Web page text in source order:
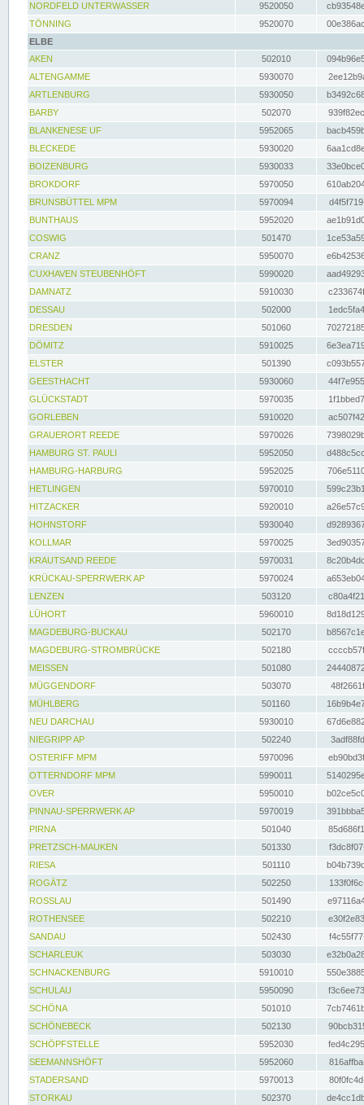
NORDFELD UNTERWASSER
9520050
TÖNNING
9520070
ELBE
AKEN
502010
ALTENGAMME
5930070
ARTLENBURG
5930050
BARBY
502070
BLANKENESE UF
5952065
BLECKEDE
5930020
BOIZENBURG
5930033
BROKDORF
5970050
BRUNSBÜTTEL MPM
5970094
BUNTHAUS
5952020
COSWIG
501470
CRANZ
5950070
CUXHAVEN STEUBENHÖFT
5990020
DAMNATZ
5910030
DESSAU
502000
DRESDEN
501060
DÖMITZ
5910025
ELSTER
501390
GEESTHACHT
5930060
GLÜCKSTADT
5970035
GORLEBEN
5910020
GRAUERORT REEDE
5970026
HAMBURG ST. PAULI
5952050
HAMBURG-HARBURG
5952025
HETLINGEN
5970010
HITZACKER
5920010
HOHNSTORF
5930040
KOLLMAR
5970025
KRAUTSAND REEDE
5970031
KRÜCKAU-SPERRWERK AP
5970024
LENZEN
503120
LÜHORT
5960010
MAGDEBURG-BUCKAU
502170
MAGDEBURG-STROMBRÜCKE
502180
MEISSEN
501080
MÜGGENDORF
503070
MÜHLBERG
501160
NEU DARCHAU
5930010
NIEGRIPP AP
502240
OSTERIFF MPM
5970096
OTTERNDORF MPM
5990011
OVER
5950010
PINNAU-SPERRWERK AP
5970019
PIRNA
501040
PRETZSCH-MAUKEN
501330
RIESA
501110
ROGÄTZ
502250
ROSSLAU
501490
ROTHENSEE
502210
SANDAU
502430
SCHARLEUK
503030
SCHNACKENBURG
5910010
SCHULAU
5950090
SCHÖNA
501010
SCHÖNEBECK
502130
SCHÖPFSTELLE
5952030
SEEMANNSHÖFT
5952060
STADERSAND
5970013
STORKAU
502370